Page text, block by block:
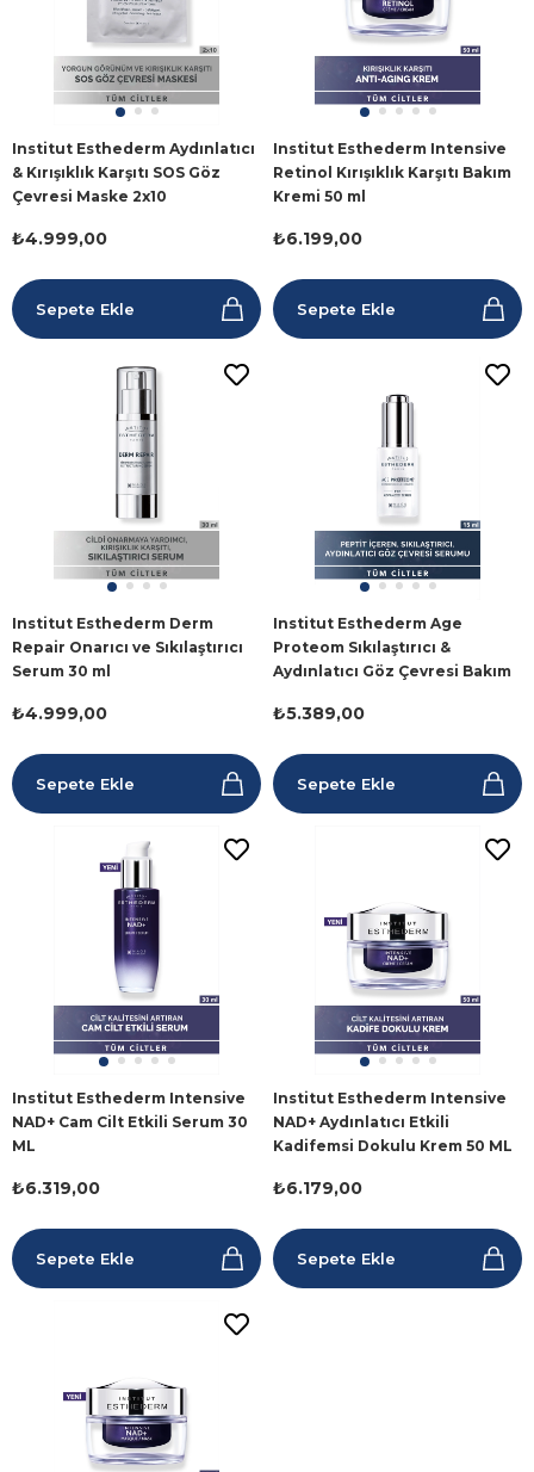
Institut Esthederm Aydınlatıcı
& Kırışıklık Karşıtı SOS Göz
Çevresi Maske 2x10
₺4.999,00
Sepete Ekle
Institut Esthederm Intensive
Retinol Kırışıklık Karşıtı Bakım
Kremi 50 ml
₺6.199,00
Sepete Ekle
Institut Esthederm Derm
Repair Onarıcı ve Sıkılaştırıcı
Serum 30 ml
₺4.999,00
Sepete Ekle
Institut Esthederm Age
Proteom Sıkılaştırıcı &
Aydınlatıcı Göz Çevresi Bakım
₺5.389,00
Sepete Ekle
Institut Esthederm Intensive
NAD+ Cam Cilt Etkili Serum 30
ML
₺6.319,00
Sepete Ekle
Institut Esthederm Intensive
NAD+ Aydınlatıcı Etkili
Kadifemsi Dokulu Krem 50 ML
₺6.179,00
Sepete Ekle